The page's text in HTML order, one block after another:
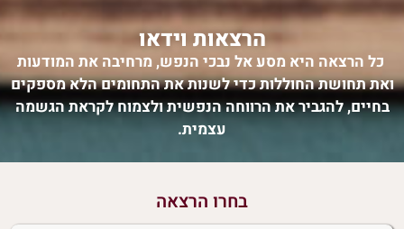
הרצאות וידאו
כל הרצאה היא מסע אל נבכי הנפש, מרחיבה את המודעות
ואת תחושת החוללות כדי לשנות את התחומים הלא מספקים
בחיים, להגביר את הרווחה הנפשית ולצמוח לקראת הגשמה
עצמית.
בחרו הרצאה